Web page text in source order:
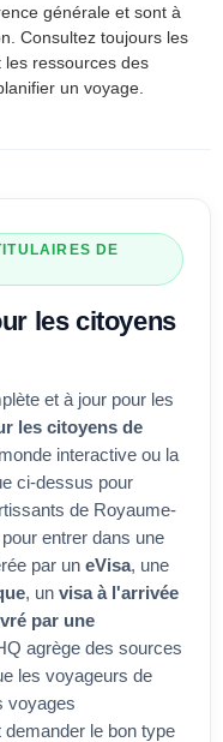
générale et sont à
Consultez toujours les
ressources des
un voyage.
DE
les citoyens
et à jour pour les
les citoyens de
interactive ou la
ci-dessus pour
de Royaume-
entrer dans une
par un eVisa, une
, un visa à l'arrivée
par une
agrège des sources
les voyageurs de
voyages
demander le bon type